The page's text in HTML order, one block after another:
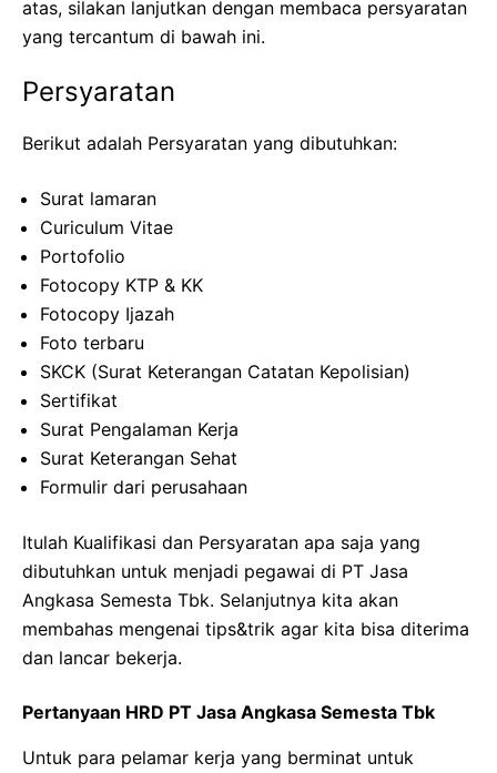
atas, silakan lanjutkan dengan membaca persyaratan
yang tercantum di bawah ini.
Persyaratan
Berikut adalah Persyaratan yang dibutuhkan:
Surat lamaran
Curiculum Vitae
Portofolio
Fotocopy KTP & KK
Fotocopy Ijazah
Foto terbaru
SKCK (Surat Keterangan Catatan Kepolisian)
Sertifikat
Surat Pengalaman Kerja
Surat Keterangan Sehat
Formulir dari perusahaan
Itulah Kualifikasi dan Persyaratan apa saja yang
dibutuhkan untuk menjadi pegawai di PT Jasa
Angkasa Semesta Tbk. Selanjutnya kita akan
membahas mengenai tips&trik agar kita bisa diterima
dan lancar bekerja.
Pertanyaan HRD PT Jasa Angkasa Semesta Tbk
Untuk para pelamar kerja yang berminat untuk